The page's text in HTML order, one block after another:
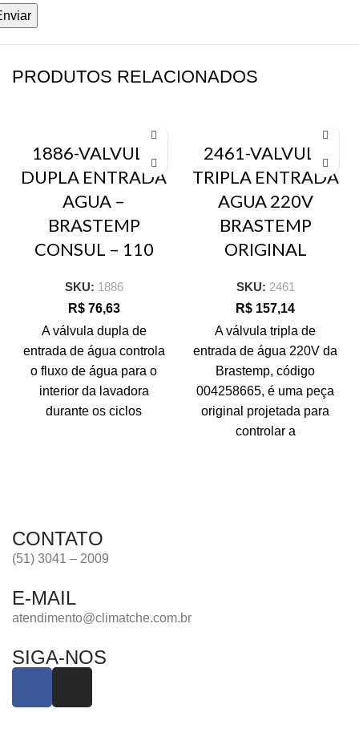
PRODUTOS RELACIONADOS
1886-VALVULA
DUPLA ENTRADA
AGUA –
BRASTEMP
CONSUL – 110
SKU: 1886
R$76,63
A válvula dupla de
entrada de água controla
o fluxo de água para o
interior da lavadora
durante os ciclos
2461-VALVULA
TRIPLA ENTRADA
AGUA 220V
BRASTEMP
ORIGINAL
SKU: 2461
R$ 157,14
A válvula tripla de
entrada de água 220V da
Brastemp, código
004258665, é uma peça
original projetada para
controlar a
CONTATO
(51) 3041 – 2009
E-MAIL
atendimento@climatche.com.br
SIGA-NOS